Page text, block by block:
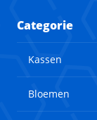
Categorie
Kassen
Bloemen